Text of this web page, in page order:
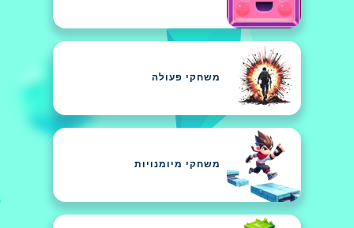
משחקי פעולה
משחקי מיומנויות